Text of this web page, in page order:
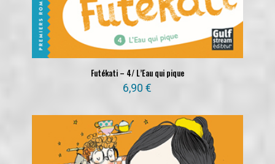
Futékati – 4/ L’Eau qui pique
6,90€